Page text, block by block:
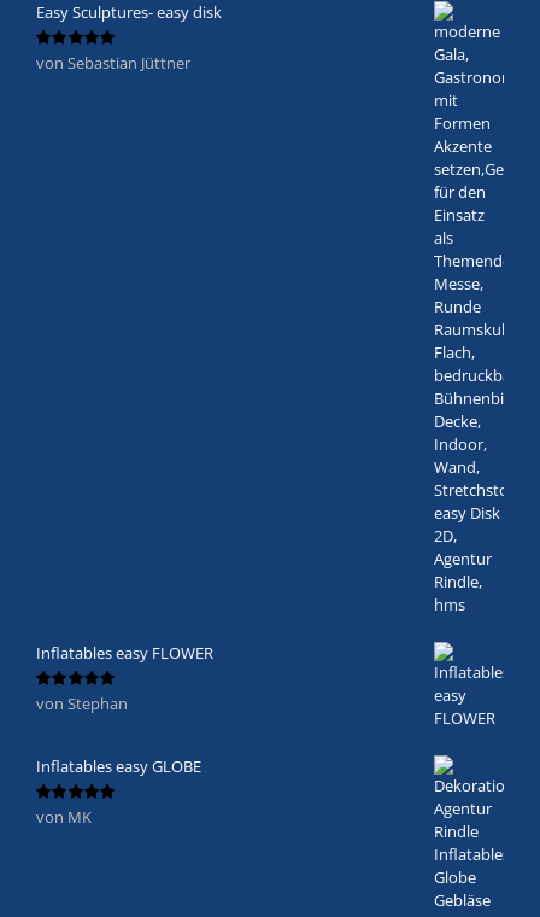
Easy Sculptures- easy disk
Bewertet
von Sebastian Jüttner
Inflatables easy FLOWER
Bewertet
von 5
von Stephan
Inflatables easy GLOBE
Bewertet
von MK